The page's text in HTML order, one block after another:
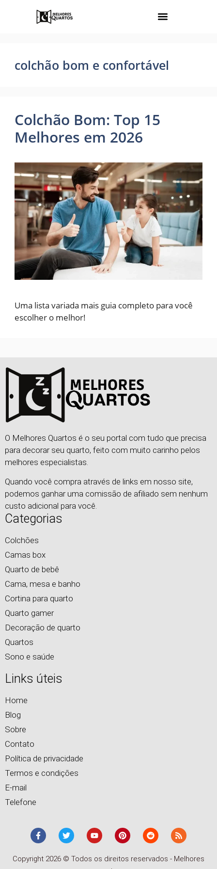
colchão bom e confortável
Colchão Bom: Top 15
Melhores em 2026
Uma lista variada mais guia completo para você
escolher o melhor!
O Melhores Quartos é o seu portal com tudo que precisa
para decorar seu quarto, feito com muito carinho pelos
melhores especialistas.
Quando você compra através de links em nosso site,
podemos ganhar uma comissão de afiliado sem nenhum
custo adicional para você.
Categorias
Colchões
Camas box
Quarto de bebê
Cama, mesa e banho
Cortina para quarto
Quarto gamer
Decoração de quarto
Quartos
Sono e saúde
Links úteis
Home
Blog
Sobre
Contato
Política de privacidade
Termos e condições
E-mail
Telefone
Copyright 2026 © Todos os direitos reservados - Melhores